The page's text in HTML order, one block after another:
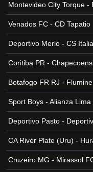
Montevideo City Torque -
Venados FC - CD Tapatio
Deportivo Merlo - CS
Coritiba PR -
Botafogo FR RJ -
Sport Boys - Alianza Lima
Deportivo Pasto -
CA River Plate (Uru) -
Cruzeiro MG - Mirassol